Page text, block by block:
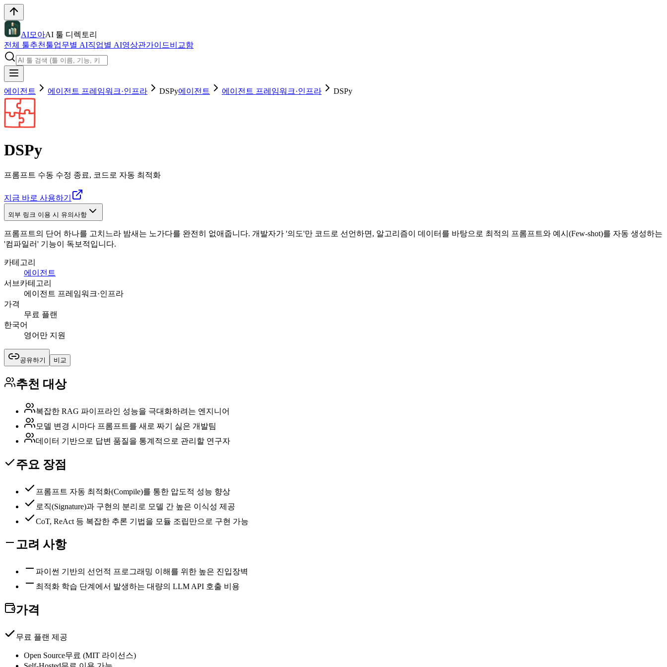
AI모아AI 툴 디렉토리
전체 툴추천툴업무별 AI직업별 AI영상관가이드비교함
에이전트 에이전트 프레임워크·인프라 DSPy에이전트 에이전트 프레임워크·인프라 DSPy
DSPy
프롬프트 수동 수정 종료, 코드로 자동 최적화
지금 바로 사용하기
외부 링크 이용 시 유의사항
프롬프트의 단어 하나를 고치느라 밤새는 노가다를 완전히 없애줍니다. 개발자가 '의도'만 코드로 선언하면, 알고리즘이 데이터를 바탕으로 최적의 프롬프트와 예시(Few-shot)를 자동 생성하는
'컴파일러' 기능이 독보적입니다.
카테고리
에이전트
서브카테고리
에이전트 프레임워크·인프라
가격
무료 플랜
한국어
영어만 지원
공유하기 비교
추천 대상
복잡한 RAG 파이프라인 성능을 극대화하려는 엔지니어
모델 변경 시마다 프롬프트를 새로 짜기 싫은 개발팀
데이터 기반으로 답변 품질을 통계적으로 관리할 연구자
주요 장점
프롬프트 자동 최적화(Compile)를 통한 압도적 성능 향상
로직(Signature)과 구현의 분리로 모델 간 높은 이식성 제공
CoT, ReAct 등 복잡한 추론 기법을 모듈 조립만으로 구현 가능
고려 사항
파이썬 기반의 선언적 프로그래밍 이해를 위한 높은 진입장벽
최적화 학습 단계에서 발생하는 대량의 LLM API 호출 비용
가격
무료 플랜 제공
Open Source무료 (MIT 라이선스)